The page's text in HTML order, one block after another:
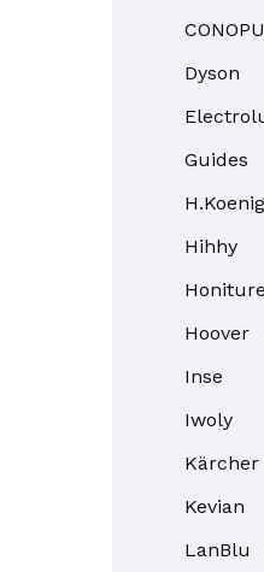
CONOPU
Dyson
Guides
H.Koenig
Hihhy
Honiture
Hoover
Inse
Iwoly
Kärcher
Kevian
LanBlu